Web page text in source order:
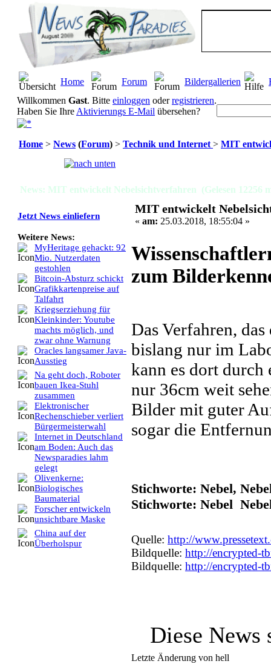
Home Forum Bildergallerien
Willkommen Gast. Bitte einloggen oderregistrieren.
Haben Sie Ihre Aktivierungs E-Mail übersehen?
Home > News (Forum) > Technik und Internet > MIT
News: MIT entwickelt Nebelsichtverfahren (Gelesen 12256
Jetzt News einliefern
Weitere News:
MyHeritage gehackt: 92
Mio. Nutzerdaten
gestohlen
Bitcoin-Absturz schickt
Grafikkartenpreise auf
Talfahrt
Kriegserziehung für
Kleinkinder: Youtube
machts möglich, und
zwar ohne Warnung
Oracles langsamer Java-
Ausstieg
Na geht doch, Roboter
bauen Ikea-Stuhl
zusammen
Elektronischer
Rechenschieber verliert
Bürgermeisterwahl
Internet in Deutschland
am Boden: Auch das
Newsparadies lahm
gelegt
Olivenkerne:
Biologisches
Baumaterial
Forscher entwickeln
unsichtbare Maske
China auf der
Überholspur
MIT entwickelt
« am: 25.03.2018, 18:55:04 »
zum
Das Verfahren,
bislang nur im
kann es dort
nur 36cm weit
Bilder mit guter
sogar die
Stichworte: Nebel,
Stichworte: Nebel
Quelle: http://
Bildquelle: http://encrypted-
Bildquelle: http://encrypted-
Diese News
Letzte Änderung von hell